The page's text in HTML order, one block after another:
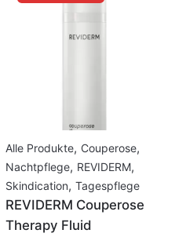
Alle Produkte, Couperose,
Nachtpflege, REVIDERM,
Skindication, Tagespflege
REVIDERM Couperose
Therapy Fluid